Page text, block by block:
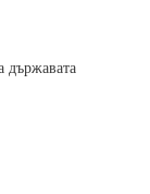
държавата